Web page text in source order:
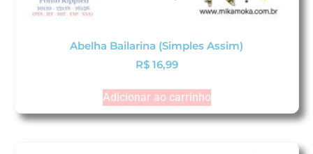
Abelha Bailarina (Simples Assim)
R$16,99
Adicionar ao carrinho